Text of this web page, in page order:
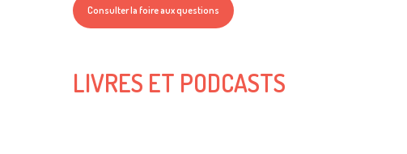
Consulter la foire aux questions
LIVRES ET PODCASTS